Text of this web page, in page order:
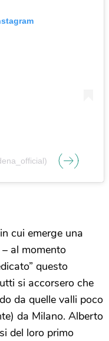
cui emerge una
al momento
questo
si accorsero che
da quelle valli poco
da Milano. Alberto
del loro primo